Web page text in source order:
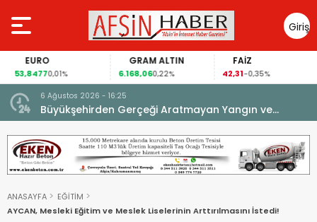
Giriş
Yap
EURO
53,84770,01%
GRAM ALTIN
6.168,060,22%
FAİZ
42,31-0,35%
6 Ağustos 2026 - 16:25
Büyükşehirden Gerçeği Aratmayan Yangın ve
Kurtarma Tatbikatı.
ANASAYFA
EĞİTİM
AYCAN, Mesleki Eğitim ve Meslek Liselerinin Arttırılmasını İstedi!